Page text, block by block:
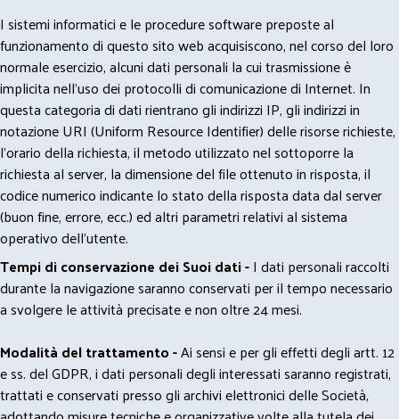
I sistemi informatici e le procedure software preposte al
funzionamento di questo sito web acquisiscono, nel corso del loro
normale esercizio, alcuni dati personali la cui trasmissione è
implicita nell'uso dei protocolli di comunicazione di Internet. In
questa categoria di dati rientrano gli indirizzi IP, gli indirizzi in
notazione URI (Uniform Resource Identifier) delle risorse richieste,
l'orario della richiesta, il metodo utilizzato nel sottoporre la
richiesta al server, la dimensione del file ottenuto in risposta, il
codice numerico indicante lo stato della risposta data dal server
(buon fine, errore, ecc.) ed altri parametri relativi al sistema
operativo dell'utente.
Tempi di conservazione dei Suoi dati -I dati personali raccolti
durante la navigazione saranno conservati per il tempo necessario
a svolgere le attività precisate e non oltre 24 mesi.
Modalità del trattamento -Ai sensi e per gli effetti degli artt. 12
e ss. del GDPR, i dati personali degli interessati saranno registrati,
trattati e conservati presso gli archivi elettronici delle Società,